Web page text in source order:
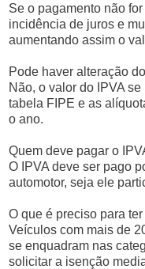
Se o pagamento não
incidência de juros e
aumentando assim o
Pode haver alteração
Não, o valor do IPVA
tabela FIPE e as
o ano.
Quem deve pagar o
O IPVA deve ser pago
automotor, seja ele
O que é preciso para
Veículos com mais de
se enquadram nas
solicitar a isenção